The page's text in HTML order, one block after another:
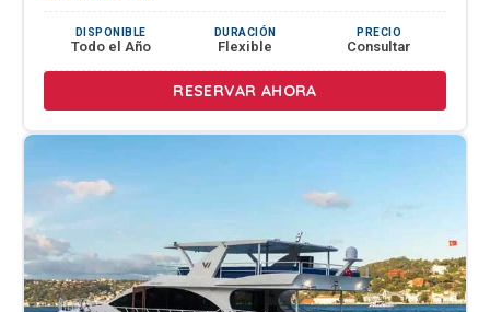
DISPONIBLE
Todo el Año
DURACIÓN
Flexible
PRECIO
Consultar
RESERVAR AHORA